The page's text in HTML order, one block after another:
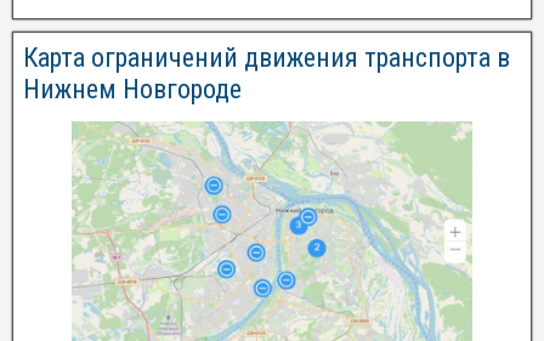
Карта ограничений движения транспорта в
Нижнем Новгороде